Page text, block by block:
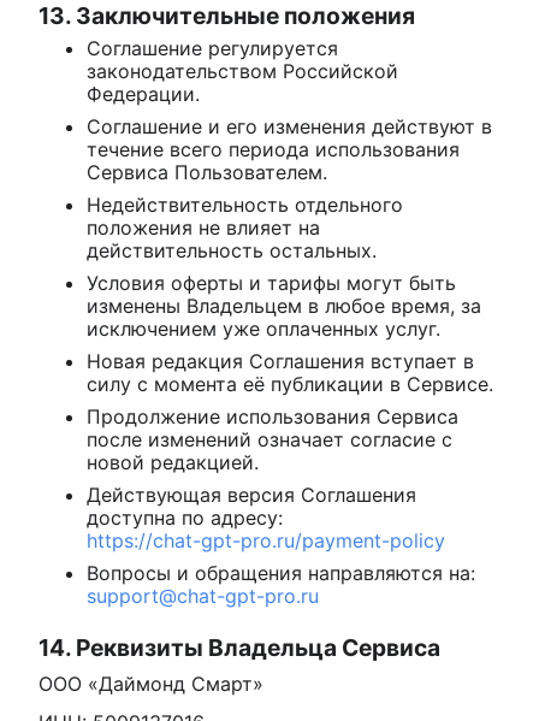
13. Заключительные положения
Соглашение регулируется
законодательством Российской
Федерации.
Соглашение и его изменения действуют в
течение всего периода использования
Сервиса Пользователем.
Недействительность отдельного
положения не влияет на
действительность остальных.
Условия оферты и тарифы могут быть
изменены Владельцем в любое время, за
исключением уже оплаченных услуг.
Новая редакция Соглашения вступает в
силу с момента её публикации в Сервисе.
Продолжение использования Сервиса
после изменений означает согласие с
новой редакцией.
Действующая версия Соглашения
доступна по адресу:
https://chat-gpt-pro.ru/payment-policy
Вопросы и обращения направляются на:
support@chat-gpt-pro.ru
14. Реквизиты Владельца Сервиса
ООО «Даймонд Смарт»